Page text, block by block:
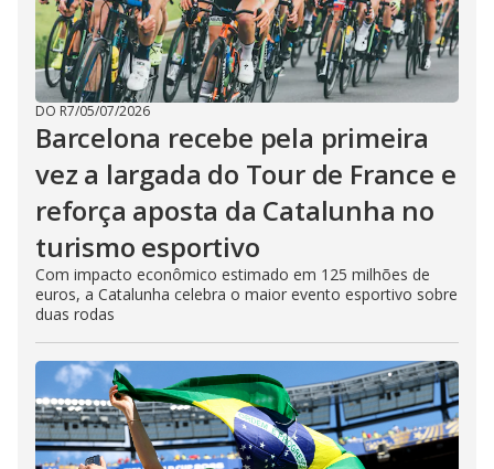
DO R7/05/07/2026
Barcelona recebe pela primeira
vez a largada do Tour de France e
reforça aposta da Catalunha no
turismo esportivo
Com impacto econômico estimado em 125 milhões de
euros, a Catalunha celebra o maior evento esportivo sobre
duas rodas